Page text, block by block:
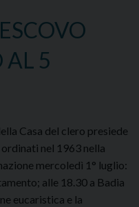
AL 5
Casa del clero presiede
nel 1963 nella
mercoledì 1° luglio:
alle 18.30 a Badia
eucaristica e la